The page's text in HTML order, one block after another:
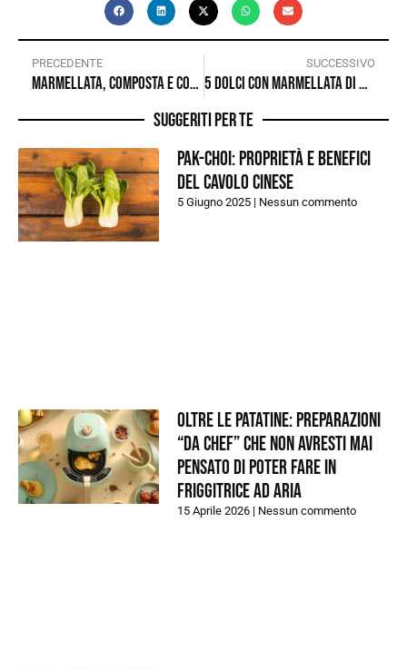
PRECEDENTE
Marmellata, composta e confettura: come distinguerle?
SUCCESSIVO
5 dolci con marmellata di mirtilli
Suggeriti per te
Pak-choi: proprietà e benefici
del cavolo cinese
5 Giugno 2025 Nessun commento
Oltre le patatine: preparazioni
“da chef” che non avresti mai
pensato di poter fare in
friggitrice ad aria
15 Aprile 2026 Nessun commento